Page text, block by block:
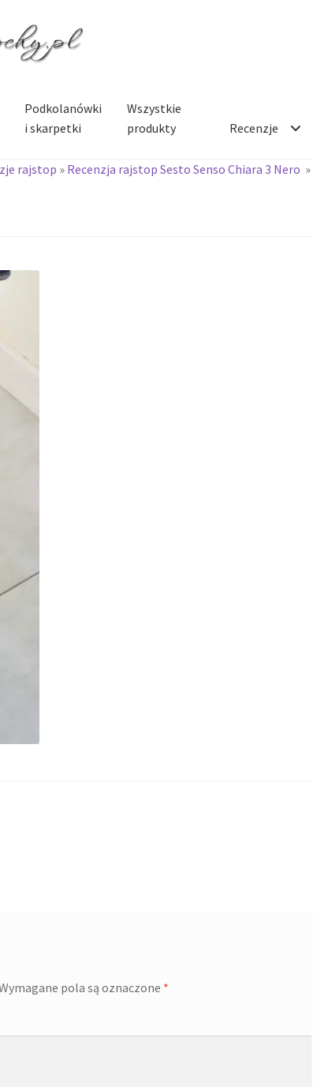
Podkolanówki
i skarpetki
Wszystkie
produkty
Recenzje
rajstop » Recenzja rajstop Sesto Senso Chiara 3 Nero »
pola są oznaczone *